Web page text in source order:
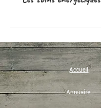
Accueil
Annuaire